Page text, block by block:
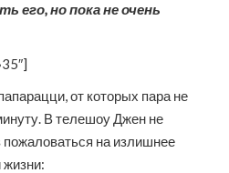
его, но пока не очень
от которых пара не
В телешоу Джен не
на излишнее
жизни: